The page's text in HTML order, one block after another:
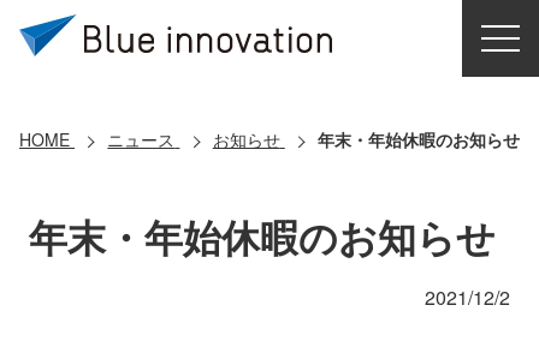
導入事例
HOME ニュース お知らせ 年末・年始休暇のお知らせ
年末・年始休暇のお知らせ
2021/12/2